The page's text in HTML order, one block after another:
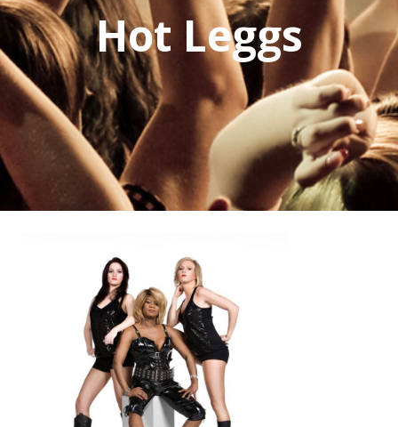
Hot Leggs